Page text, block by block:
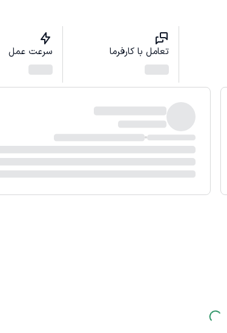
تعامل با کارفرما سرعت عمل